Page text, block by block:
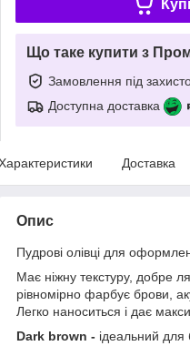
Що таке купити з
Замовлення під
Доступна доставка
Доставка
Опис
Пудрові олівці для
Має ніжну текстуру, добре
рівномірно фарбує брови,
Легко наноситься і дає
Dark brown - ідеальний для